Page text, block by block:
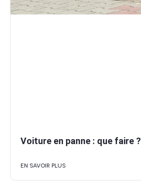
Voiture en panne : que faire ?
EN SAVOIR PLUS